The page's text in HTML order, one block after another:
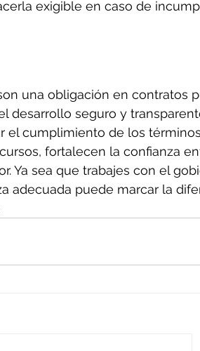
exigible en caso de
una obligación en contratos
desarrollo seguro y
el cumplimiento de los
fortalecen la confianza
Ya sea que trabajes con el
adecuada puede marcar la